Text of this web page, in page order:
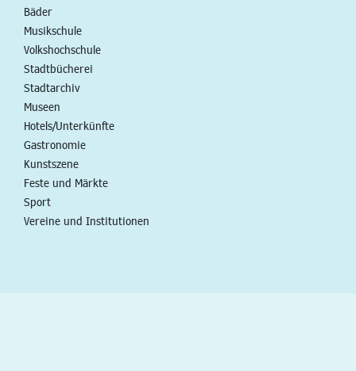
Bäder
Musikschule
Volkshochschule
Stadtbücherei
Stadtarchiv
Museen
Hotels/Unterkünfte
Gastronomie
Kunstszene
Feste und Märkte
Sport
Vereine und Institutionen